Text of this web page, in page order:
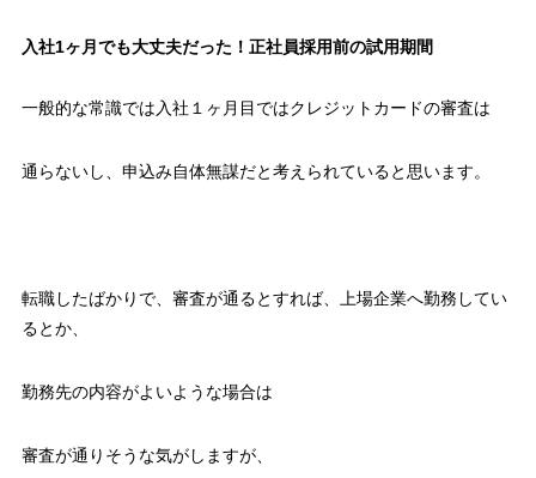
入社1ヶ月でも大丈夫だった！正社員採用前の試用期間
一般的な常識では入社１ヶ月目ではクレジットカードの審査は
通らないし、申込み自体無謀だと考えられていると思います。
転職したばかりで、審査が通るとすれば、上場企業へ勤務してい
るとか、
勤務先の内容がよいような場合は
審査が通りそうな気がしますが、